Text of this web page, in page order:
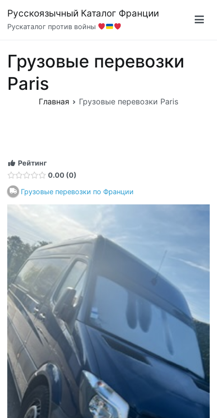
содержимому
Русскоязычный Каталог Франции
Рускаталог против войны
Грузовые перевозки
Paris
Главная Грузовые перевозки Paris
Рейтинг
0.00 0
Грузовые перевозки по Франции